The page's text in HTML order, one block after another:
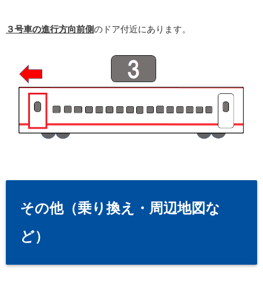
３号車の進行方向前側のドア付近にあります。
その他（乗り換え・周辺地図な
ど）